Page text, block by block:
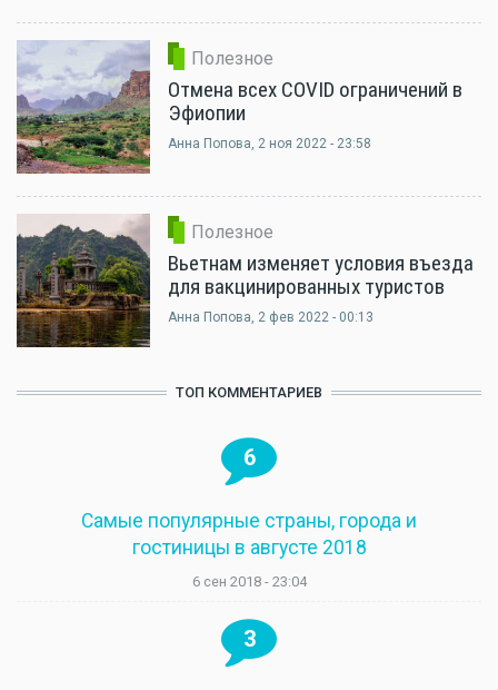
Полезное
Отмена всех COVID ограничений в
Эфиопии
Анна Попова, 2 ноя 2022 - 23:58
Полезное
Вьетнам изменяет условия въезда
для вакцинированных туристов
Анна Попова, 2 фев 2022 - 00:13
ТОП КОММЕНТАРИЕВ
6
Самые популярные страны, города и
гостиницы в августе 2018
6 сен 2018 - 23:04
3